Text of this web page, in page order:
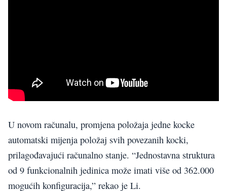
U novom računalu, promjena položaja jedne kocke
automatski mijenja položaj svih povezanih kocki,
prilagođavajući računalno stanje. “Jednostavna struktura
od 9 funkcionalnih jedinica može imati više od 362.000
mogućih konfiguracija,” rekao je Li.